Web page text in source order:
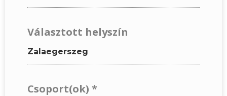
Választott helyszín
Zalaegerszeg
Csoport(ok) *